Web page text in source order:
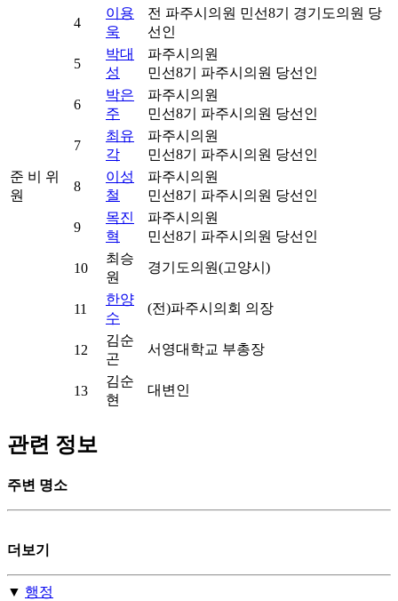
준 비 위
원
4
이용
욱
전 파주시의원 민선8기 경기도의원 당
선인
5
박대
성
파주시의원
민선8기 파주시의원 당선인
6
박은
주
파주시의원
민선8기 파주시의원 당선인
7
최유
각
파주시의원
민선8기 파주시의원 당선인
8
이성
철
파주시의원
민선8기 파주시의원 당선인
9
목진
혁
파주시의원
민선8기 파주시의원 당선인
10
최승
원
경기도의원(고양시)
11
한양
수
(전)파주시의회 의장
12
김순
곤
서영대학교 부총장
13
김순
현
대변인
관련 정보
주변 명소
더보기
▼ 행정